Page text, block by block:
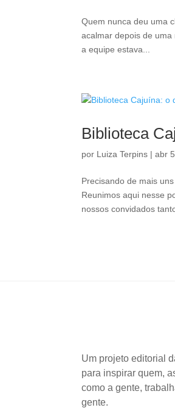
Quem nunca deu uma
acalmar depois de
a equipe estava...
Biblioteca
por Luiza Terpins |abr 5
Precisando de mais
Reunimos aqui nesse
nossos convidados
Um projeto editorial
para inspirar quem,
como a gente,
gente.